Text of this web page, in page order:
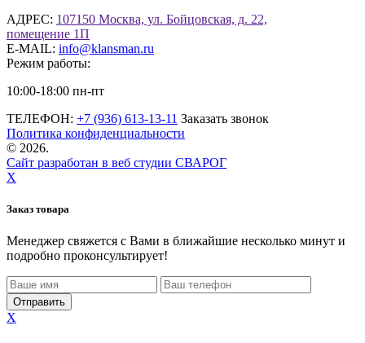
АДРЕС: 107150 Москва, ул. Бойцовская, д. 22,
помещение 1П
E-MAIL: info@klansman.ru
Режим работы:
10:00-18:00 пн-пт
ТЕЛЕФОН: +7 (936) 613-13-11 Заказать звонок
Политика конфиденциальности
© 2026.
Сайт разработан в веб студии СВАРОГ
X
Заказ товара
Менеджер свяжется с Вами в ближайшие несколько минут и
подробно проконсультирует!
X